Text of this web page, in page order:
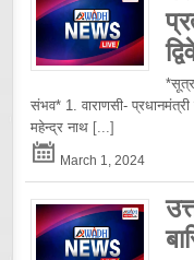
संभव* 1. वाराणसी-
महेन्द्र नाथ [...]
March 1, 2024